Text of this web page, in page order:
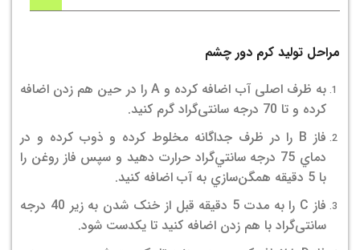
مراحل تولید کرم دور چشم
به ظرف اصلی آب اضافه کرده و A را در حین هم زدن اضافه
کرده و تا 70 درجه سانتی‌گراد گرم کنید.
فاز B را در ظرف جداگانه مخلوط كرده و ذوب كرده و در
دماي 75 درجه سانتي‌گراد حرارت دهيد و سپس فاز روغن را
با 5 دقيقه همگن‌سازي به آب اضافه كنيد.
فاز C را به مدت 5 دقیقه قبل از خنک شدن به زیر 40 درجه
سانتی‌گراد با هم زدن اضافه کنید تا یکدست شود.